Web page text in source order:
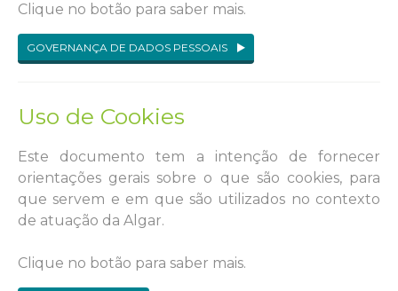
Clique no botão para saber mais.
GOVERNANÇA DE DADOS PESSOAIS
Uso de Cookies
Este documento tem a intenção de fornecer
orientações gerais sobre o que são cookies, para
que servem e em que são utilizados no contexto
de atuação da Algar.
Clique no botão para saber mais.